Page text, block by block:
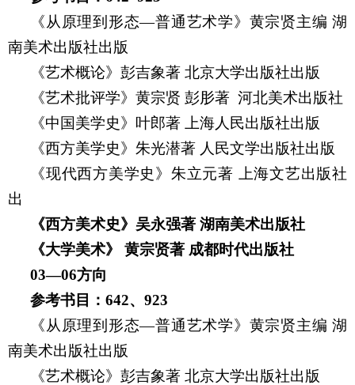
《从原理到形态—普通艺术学》黄宗贤主编 湖
南美术出版社出版
《艺术概论》彭吉象著 北京大学出版社出版
《艺术批评学》黄宗贤 彭肜著 河北美术出版社
《中国美学史》叶郎著
上海人民出版社出版
《西方美学史》朱光潜著 人民文学出版社出版
《现代西方美学史》朱立元著
上海文艺出版社
出
《西方美术史》吴永强著 湖南美术出版社
《大学美术》
黄宗贤著 成都时代出版社
03—06方向
参考书目： 642、 923
《从原理到形态—普通艺术学》黄宗贤主编 湖
南美术出版社出版
《艺术概论》彭吉象著 北京大学出版社出版